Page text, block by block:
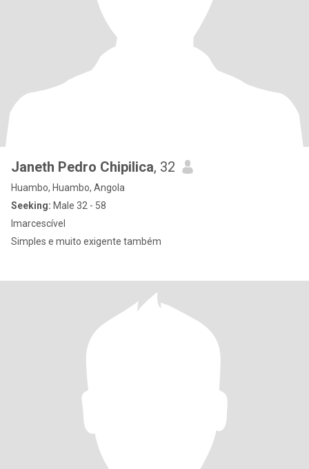
Janeth Pedro Chipilica, 32
Huambo, Huambo, Angola
Seeking: Male 32 - 58
Imarcescível
Simples e muito exigente também